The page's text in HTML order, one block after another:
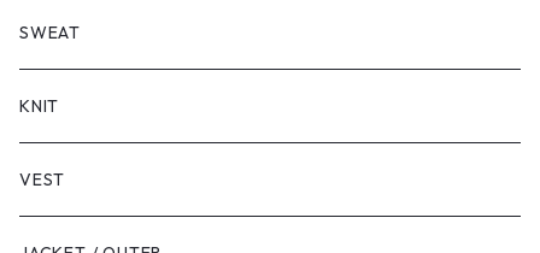
LONG SLEEVE
SHORT SLEEVE
LONG SLEEVE
SWEAT
KNIT
VEST